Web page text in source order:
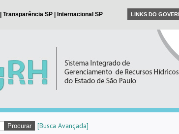
[Busca Avançada]